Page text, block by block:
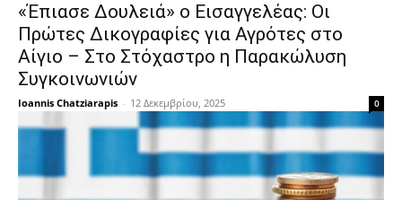
«Έπιασε Δουλειά» ο Εισαγγελέας: Οι
Πρώτες Δικογραφίες για Αγρότες στο
Αίγιο – Στο Στόχαστρο η Παρακώλυση
Συγκοινωνιών
Ioannis Chatziarapis - 12 Δεκεμβρίου, 2025 0